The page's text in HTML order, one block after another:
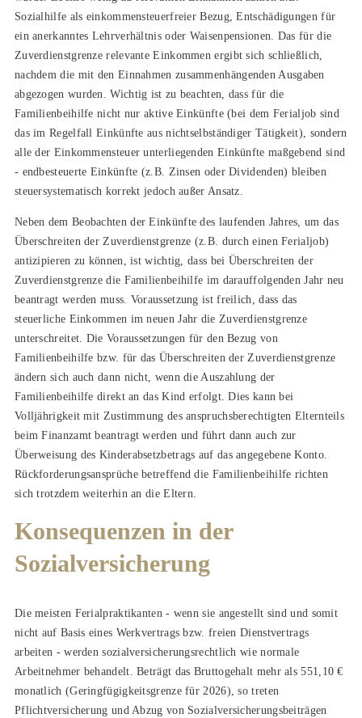
Sozialhilfe als einkommensteuerfreier Bezug, Entschädigungen für
ein anerkanntes Lehrverhältnis oder Waisenpensionen. Das für die
Zuverdienstgrenze relevante Einkommen ergibt sich schließlich,
nachdem die mit den Einnahmen zusammenhängenden Ausgaben
abgezogen wurden. Wichtig ist zu beachten, dass für die
Familienbeihilfe nicht nur aktive Einkünfte (bei dem Ferialjob sind
das im Regelfall Einkünfte aus nichtselbständiger Tätigkeit), sondern
alle der Einkommensteuer unterliegenden Einkünfte maßgebend sind
- endbesteuerte Einkünfte (z.B. Zinsen oder Dividenden) bleiben
steuersystematisch korrekt jedoch außer Ansatz.
Neben dem Beobachten der Einkünfte des laufenden Jahres, um das
Überschreiten der Zuverdienstgrenze (z.B. durch einen Ferialjob)
antizipieren zu können, ist wichtig, dass bei Überschreiten der
Zuverdienstgrenze die Familienbeihilfe im darauffolgenden Jahr neu
beantragt werden muss. Voraussetzung ist freilich, dass das
steuerliche Einkommen im neuen Jahr die Zuverdienstgrenze
unterschreitet. Die Voraussetzungen für den Bezug von
Familienbeihilfe bzw. für das Überschreiten der Zuverdienstgrenze
ändern sich auch dann nicht, wenn die Auszahlung der
Familienbeihilfe direkt an das Kind erfolgt. Dies kann bei
Volljährigkeit mit Zustimmung des anspruchsberechtigten Elternteils
beim Finanzamt beantragt werden und führt dann auch zur
Überweisung des Kinderabsetzbetrags auf das angegebene Konto.
Rückforderungsansprüche betreffend die Familienbeihilfe richten
sich trotzdem weiterhin an die Eltern.
Konsequenzen in der
Sozialversicherung
Die meisten Ferialpraktikanten - wenn sie angestellt sind und somit
nicht auf Basis eines Werkvertrags bzw. freien Dienstvertrags
arbeiten - werden sozialversicherungsrechtlich wie normale
Arbeitnehmer behandelt. Beträgt das Bruttogehalt mehr als 551,10 €
monatlich (Geringfügigkeitsgrenze für 2026), so treten
Pflichtversicherung und Abzug von Sozialversicherungsbeiträgen